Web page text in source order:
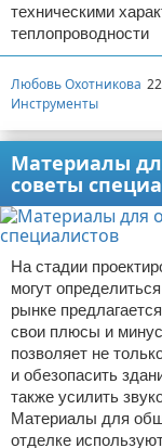
техническими
теплопроводности
Любовь Охотникова
Инструменты
Материалы
советы
На стадии
могут
рынке
свои плюсы и
позволяет не
и обезопасить
также усилить
Материалы для
отделке